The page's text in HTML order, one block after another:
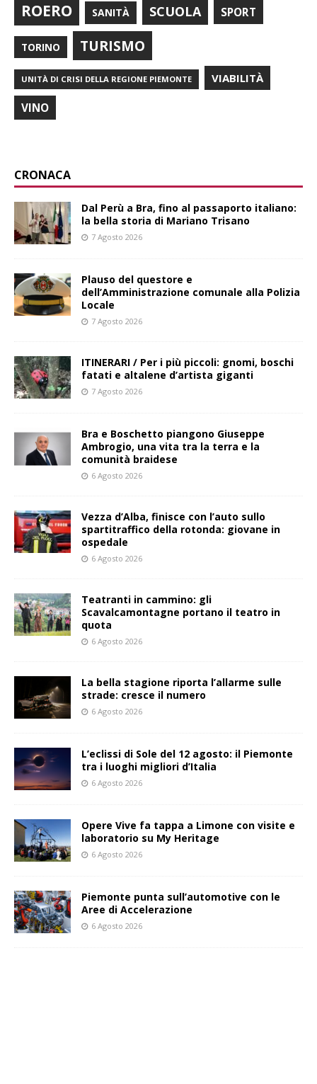
ROERO SANITÀ SCUOLA SPORT
TORINO TURISMO
UNITÀ DI CRISI DELLA REGIONE PIEMONTE VIABILITÀ
VINO
CRONACA
​Dal Perù a Bra, fino al passaporto italiano:
la bella storia di Mariano Trisano
7 Agosto 2026
Plauso del questore e
dell’Amministrazione comunale alla Polizia
Locale
7 Agosto 2026
ITINERARI / Per i più piccoli: gnomi, boschi
fatati e altalene d’artista giganti
7 Agosto 2026
Bra e Boschetto piangono Giuseppe
Ambrogio, una vita tra la terra e la
comunità braidese
6 Agosto 2026
Vezza d’Alba, finisce con l’auto sullo
spartitraffico della rotonda: giovane in
ospedale
6 Agosto 2026
Teatranti in cammino: gli
Scavalcamontagne portano il teatro in
quota
6 Agosto 2026
La bella stagione riporta l’allarme sulle
strade: cresce il numero
6 Agosto 2026
L’eclissi di Sole del 12 agosto: il Piemonte
tra i luoghi migliori d’Italia
6 Agosto 2026
Opere Vive fa tappa a Limone con visite e
laboratorio su My Heritage
6 Agosto 2026
Piemonte punta sull’automotive con le
Aree di Accelerazione
6 Agosto 2026